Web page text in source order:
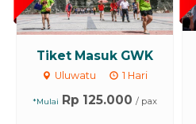
Tiket Masuk GWK
Uluwatu 1 Hari
*Mulai Rp 125.000 / pax